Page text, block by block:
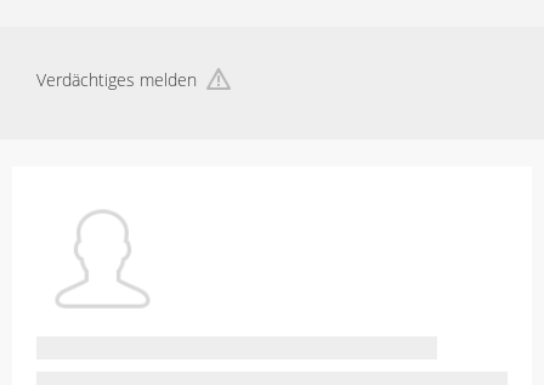
Verdächtiges melden